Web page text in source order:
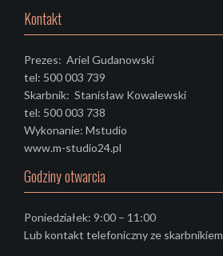
Kontakt
Prezes: Ariel Gudanowski
tel: 500 003 739
Skarbnik: Stanisław Kowalewski
tel: 500 003 738
Wykonanie: Mstudio
www.m-studio24.pl
Godziny otwarcia
Poniedziałek: 9:00 – 11:00
Lub kontakt telefoniczny ze skarbnikiem